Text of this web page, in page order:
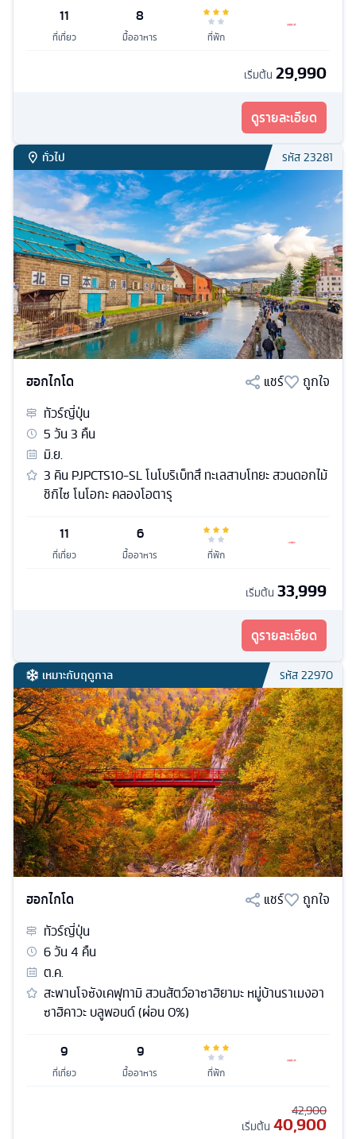
11
ที่เที่ยว
8
มื้ออาหาร ที่พัก
เริ่มต้น 29,990
ดูรายละเอียด
ทั่วไป รหัส23281
ฮอกไกโด แชร์
ถูกใจ
ทัวร์ญี่ปุ่น
5วัน3 คืน
มิ.ย.
3 คิน PJPCTS10-SL โนโบริเบ็ทสึ ทะเลสาบโทยะ สวนดอกไม้
ชิกิไซ โนโอกะ คลองโอตารุ
11
ที่เที่ยว
6
มื้ออาหาร ที่พัก
เริ่มต้น 33,999
ดูรายละเอียด
เหมาะกับฤดูกาล รหัส22970
ฮอกไกโด แชร์
ถูกใจ
ทัวร์ญี่ปุ่น
6วัน4 คืน
ต.ค.
สะพานโจซังเคฟุทามิ สวนสัตว์อาซาฮิยามะ หมู่บ้านราเมงอา
ซาฮิคาวะ บลูพอนด์ (ผ่อน 0%)
9
ที่เที่ยว
9
มื้ออาหาร ที่พัก
42,900
เริ่มต้น 40,900